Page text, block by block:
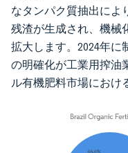
なタンパク質抽出によ
残渣が生成され、機械
拡大します。2024年に
の明確化が工業用搾油
ル有機肥料市場におけ